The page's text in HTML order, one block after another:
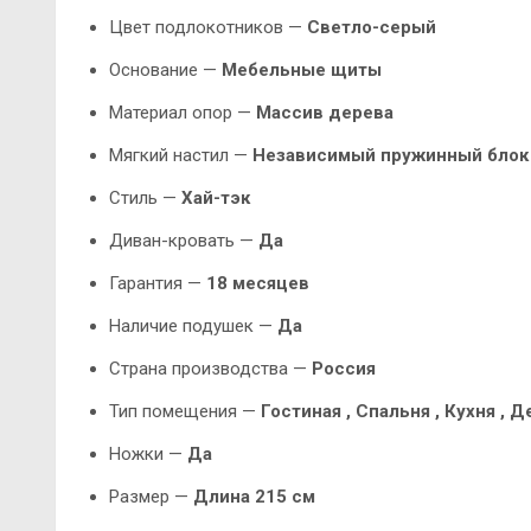
Цвет подлокотников — Светло-серый
Основание — Мебельные щиты
Материал опор — Массив дерева
Мягкий настил — Независимый пружинный блок
Стиль — Хай-тэк
Диван-кровать — Да
Гарантия — 18 месяцев
Наличие подушек — Да
Страна производства — Россия
Тип помещения — Гостиная , Спальня , Кухня ,
Ножки — Да
Размер — Длина 215 см